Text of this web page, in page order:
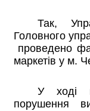
Так,
Головного
проведено
маркетів у м.
У ході
порушення